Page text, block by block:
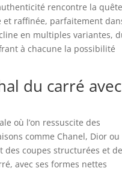
rencontre la
et raffinée, parfaitement
en multiples variantes,
à chacune la possibilité
du carré avec
où l’on ressuscite des
comme Chanel, Dior ou
coupes structurées et
avec ses formes nettes